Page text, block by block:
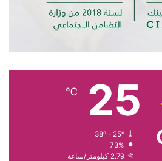
25
℃
38º - 25º
73%
2.79 كيلومتر/ساعة